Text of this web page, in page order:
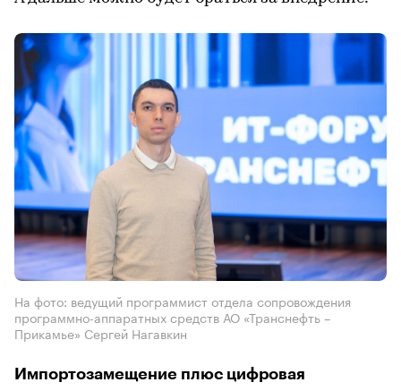
На фото: ведущий программист отдела сопровождения
программно-аппаратных средств АО «Транснефть –
Прикамье» Сергей Нагавкин
Импортозамещение плюс цифровая